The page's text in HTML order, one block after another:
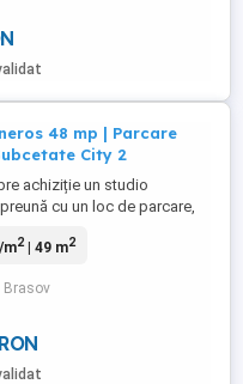
- 2 Locuri de parcare
...
48 mp | Parcare
City 2
achiziție un studio
cu un loc de parcare,
principalele puncte de
4 din ansamblul Subcetate
de o
eficientă, ideală pentru ...
m2| 49 m2
Brasov